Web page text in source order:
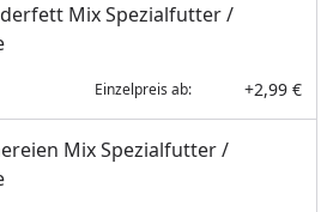
Mix Spezialfutter /
Einzelpreis ab: +2,99 €
Mix Spezialfutter /